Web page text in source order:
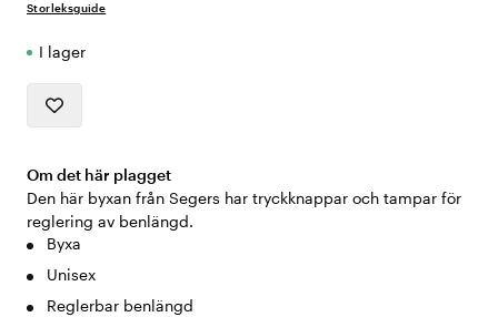
Storleksguide
I lager
Om det här plagget
Den här byxan från Segers har tryckknappar och tampar för
reglering av benlängd.
Byxa
Unisex
Reglerbar benlängd